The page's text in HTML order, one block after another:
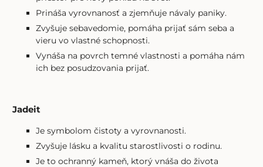
Prináša vyrovnanosť a zjemňuje návaly paniky.
Zvyšuje sebavedomie, pomáha prijať sám seba a
vieru vo vlastné schopnosti.
Vynáša na povrch temné vlastnosti a pomáha nám
ich bez posudzovania prijať.
Jadeit
Je symbolom čistoty a vyrovnanosti.
Zvyšuje lásku a kvalitu starostlivosti o rodinu.
Je to ochranný kameň, ktorý vnáša do života